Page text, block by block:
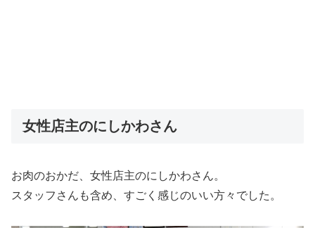
女性店主のにしかわさん
お肉のおかだ、女性店主のにしかわさん。
スタッフさんも含め、すごく感じのいい方々でした。